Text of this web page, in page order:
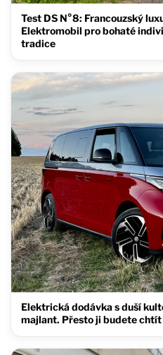
Test DS N°8: Francouzský
Elektromobil pro bohaté
tradice
Elektrická dodávka s duší
majlant. Přesto ji budete chtít